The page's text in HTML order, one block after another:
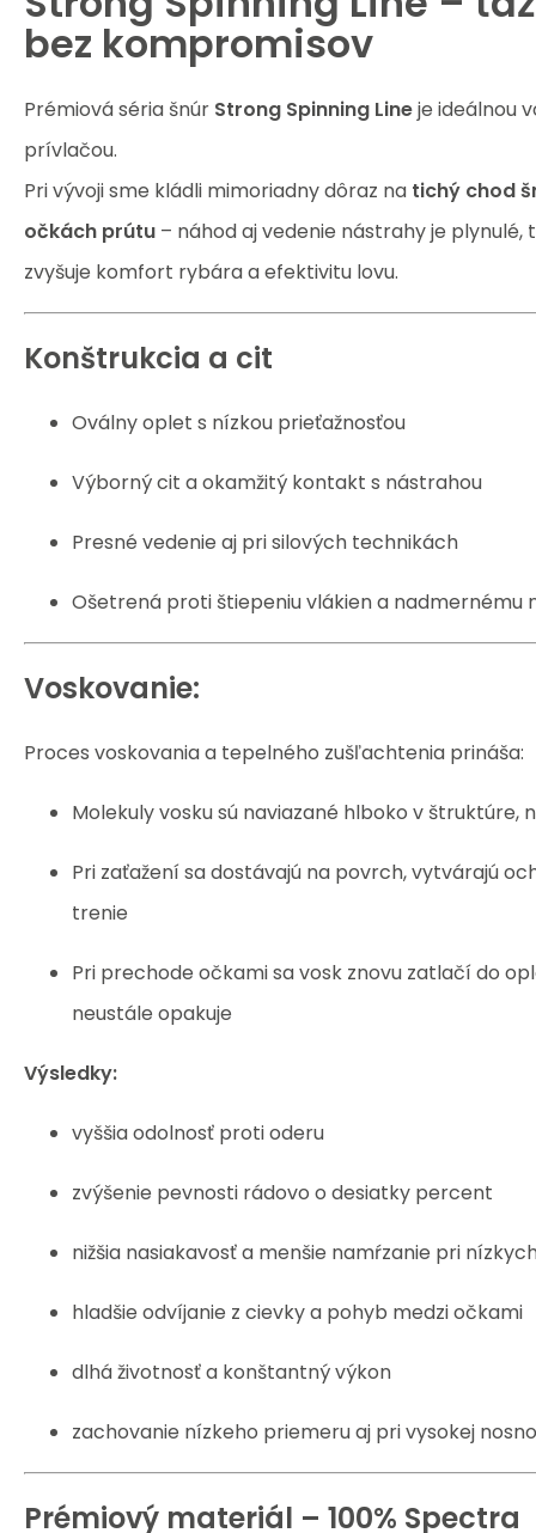
bez kompromisov
Prémiová séria šnúr Strong Spinning Lineje ideálnou
prívlačou.
Pri vývoji sme kládli mimoriadny dôraz na tichý chod
očkách prútu – náhod aj vedenie nástrahy je plynulé,
zvyšuje komfort rybára a efektivitu lovu.
Konštrukcia a cit
Oválny oplet s nízkou prieťažnosťou
Výborný cit a okamžitý kontakt s nástrahou
Presné vedenie aj pri silových technikách
Ošetrená proti štiepeniu vlákien a nadmernému
Voskovanie:
Proces voskovania a tepelného zušľachtenia prináša:
Molekuly vosku sú naviazané hlboko v štruktúre,
Pri zaťažení sa dostávajú na povrch, vytvárajú
trenie
Pri prechode očkami sa vosk znovu zatlačí do
neustále opakuje
Výsledky:
vyššia odolnosť proti oderu
zvýšenie pevnosti rádovo o desiatky percent
nižšia nasiakavosť a menšie namŕzanie pri
hladšie odvíjanie z cievky a pohyb medzi očkami
dlhá životnosť a konštantný výkon
zachovanie nízkeho priemeru aj pri vysokej
Prémiový materiál – 100% Spectra